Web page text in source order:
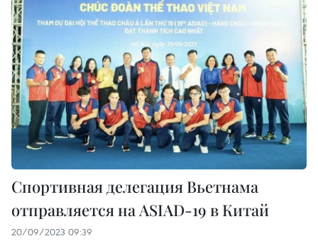
Спортивная делегация Вьетнама
отправляется на ASIAD-19 в Китай
20/09/2023 09:39